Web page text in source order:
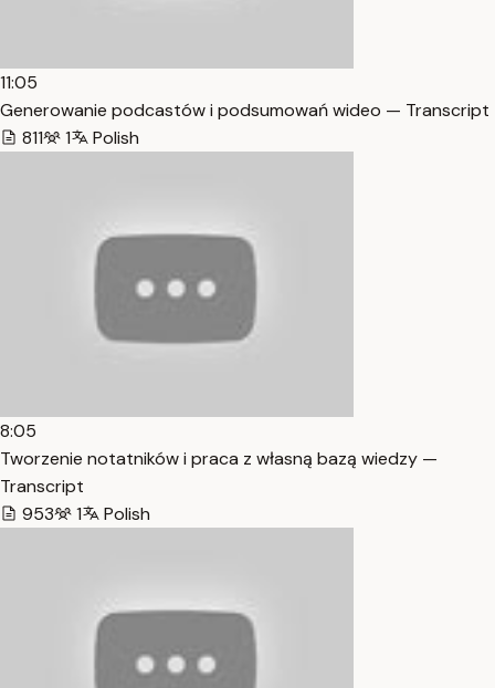
11:05
Generowanie podcastów i podsumowań wideo — Transcript
811
1 Polish
8:05
Tworzenie notatników i praca z własną bazą wiedzy —
Transcript
953
1 Polish